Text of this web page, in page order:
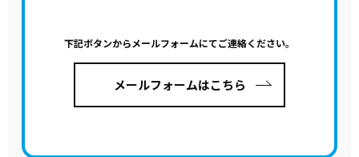
下記ボタンからメールフォームにてご連絡ください。
メールフォームはこちら